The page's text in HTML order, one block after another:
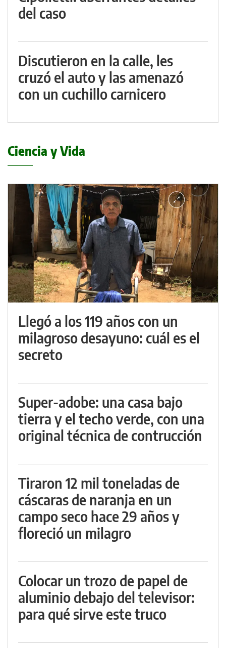
del caso
Discutieron en la calle, les
cruzó el auto y las amenazó
con un cuchillo carnicero
Ciencia y Vida
Llegó a los 119 años con un
milagroso desayuno: cuál es el
secreto
Super-adobe: una casa bajo
tierra y el techo verde, con una
original técnica de contrucción
Tiraron 12 mil toneladas de
cáscaras de naranja en un
campo seco hace 29 años y
floreció un milagro
Colocar un trozo de papel de
aluminio debajo del televisor:
para qué sirve este truco